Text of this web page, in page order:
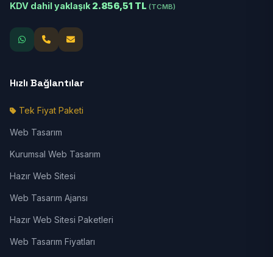
KDV dahil yaklaşık 2.856,51 TL (TCMB)
Hızlı Bağlantılar
Tek Fiyat Paketi
Web Tasarım
Kurumsal Web Tasarım
Hazır Web Sitesi
Web Tasarım Ajansı
Hazır Web Sitesi Paketleri
Web Tasarım Fiyatları